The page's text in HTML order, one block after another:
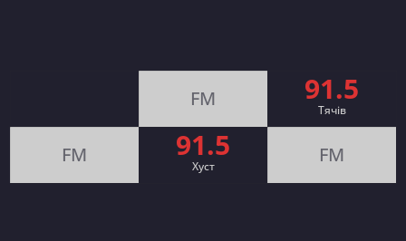
FM 91.5
Тячів
FM 91.5
Хуст FM